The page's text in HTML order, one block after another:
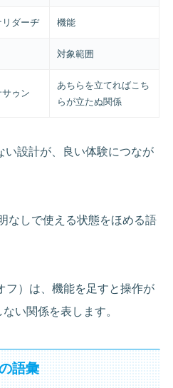
リダーヂ 機能
対象範囲
サゥン
あちらを立てればこち
らが立たぬ関係
い設計が、良い体験につなが
なしで使える状態をほめる語
フ）は、機能を足すと操作が
い関係を表します。
語彙